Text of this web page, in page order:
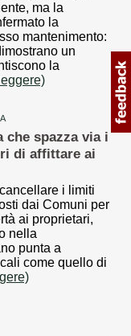
ma la
la
mantenimento:
un
la
spazza via i
di affittare ai
i limiti
dai Comuni per
ai proprietari,
nella
punta a
come quello di